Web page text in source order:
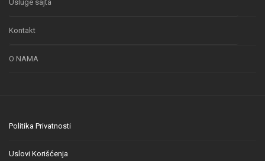
Usluge sajta
Kontakt
O NAMA
Politika Privatnosti
Uslovi Korišćenja